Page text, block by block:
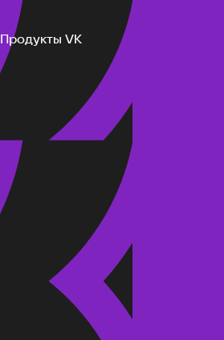
Продукты VK